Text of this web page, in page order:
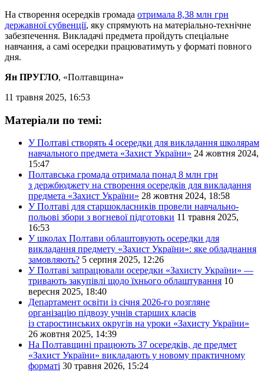
На створення осередків громада отримала 8,38 млн грн
державної субвенції, яку спрямують на матеріально-технічне
забезпечення. Викладачі предмета пройдуть спеціальне
навчання, а самі осередки працюватимуть у форматі повного
дня.
Ян ПРУГЛО, «Полтавщина»
11 травня 2025, 16:53
Матеріали по темі:
У Полтаві створять 4 осередки для викладання школярам
навчального предмета «Захист України» 24 жовтня 2024,
15:47
Полтавська громада отримала понад 8 млн грн
з держбюджету на створення осередків для викладання
предмета «Захист України» 28 жовтня 2024, 18:58
У Полтаві для старшокласників провели навчально-
польові збори з вогневої підготовки 11 травня 2025,
16:53
У школах Полтави облаштовують осередки для
викладання предмету «Захист України»: яке обладнання
замовляють? 5 серпня 2025, 12:26
У Полтаві запрацювали осередки «Захисту України» —
тривають закупівлі щодо їхнього облаштування 10
вересня 2025, 18:40
Департамент освіти із січня 2026-го розгляне
організацію підвозу учнів старших класів
із старостинських округів на уроки «Захисту України»
26 жовтня 2025, 14:39
На Полтавщині працюють 37 осередків, де предмет
«Захист України» викладають у новому практичному
форматі 30 травня 2026, 15:24